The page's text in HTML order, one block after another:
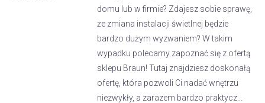
domu lub w firmie? Zdajesz sobie sprawę,
że zmiana instalacji świetlnej będzie
bardzo dużym wyzwaniem? W takim
wypadku polecamy zapoznać się z ofertą
sklepu Braun! Tutaj znajdziesz doskonałą
ofertę, która pozwoli Ci nadać wnętrzu
niezwykły, a zarazem bardzo praktycz...